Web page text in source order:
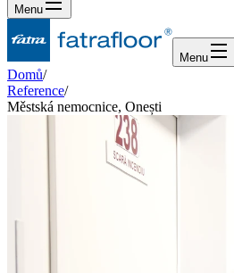
Menu
Menu
Domů/
Reference/
Městská nemocnice, Onești